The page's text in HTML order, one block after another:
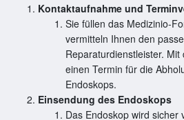
Kontaktaufnahme und
Sie füllen das Medizinio-
vermitteln Ihnen den
Reparaturdienstleister.
einen Termin für die
Endoskops.
Einsendung des Endoskops
Das Endoskop wird sicher